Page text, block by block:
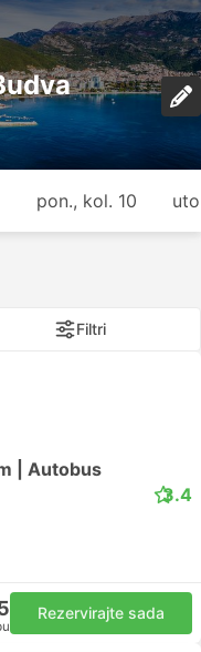
pon., kol. 10
Filtri
| Autobus
3.4
Rezervirajte sada